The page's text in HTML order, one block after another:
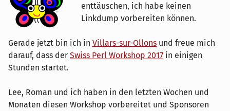
enttäuschen, ich habe keinen
Linkdump vorbereiten können.
Gerade jetzt bin ich in Villars-sur-Ollons und freue mich
darauf, dass der Swiss Perl Workshop 2017 in einigen
Stunden startet.
Lee, Roman und ich haben in den letzten Wochen und
Monaten diesen Workshop vorbereitet und Sponsoren